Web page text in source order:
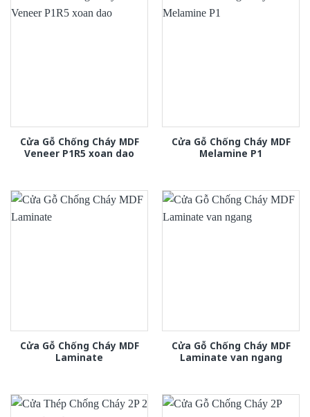
Cửa Gỗ Chống Cháy MDF
Veneer P1R5 xoan dao
Cửa Gỗ Chống Cháy MDF
Melamine P1
Cửa Gỗ Chống Cháy MDF
Laminate
Cửa Gỗ Chống Cháy MDF
Laminate van ngang